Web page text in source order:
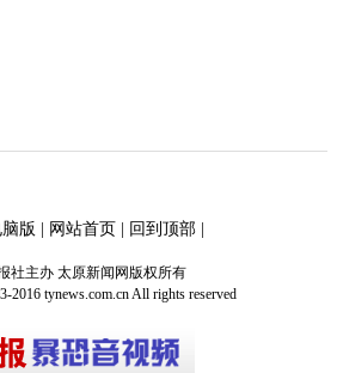
版 | 网站首页| 回到顶部|
社主办 太原新闻网版权所有
2016 tynews.com.cn All rights reserved